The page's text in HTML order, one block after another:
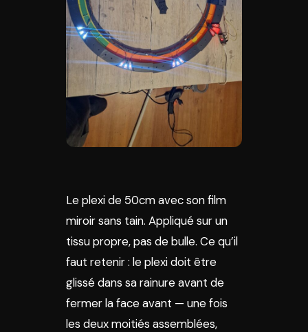
Le plexi de 50cm avec son film
miroir sans tain. Appliqué sur un
tissu propre, pas de bulle. Ce qu’il
faut retenir : le plexi doit être
glissé dans sa rainure avant de
fermer la face avant — une fois
les deux moitiés assemblées,